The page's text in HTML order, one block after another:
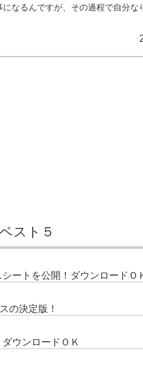
なるんですが、その過程で自分な
スト５
ートを公開！ダウンロードＯ
の決定版！
ウンロードＯＫ